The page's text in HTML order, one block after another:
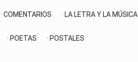
· COMENTARIOS · LA LETRA Y LA MÚSICA
· POETAS · POSTALES